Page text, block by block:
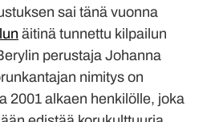
sai tänä vuonna
äitinä tunnettu kilpailun
perustaja Johanna
nimitys on
2001 alkaen henkilölle, joka